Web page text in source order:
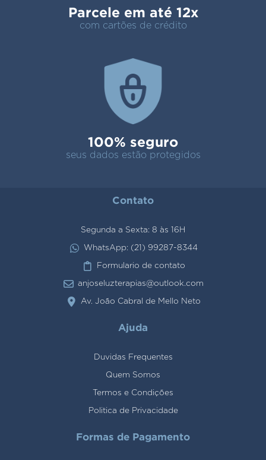
Parcele em até 12x
com cartões de crédito
100% seguro
seus dados estão protegidos
Contato
Segunda a Sexta: 8 às 16H
WhatsApp: (21) 99287-8344
Formulario de contato
anjoseluzterapias@outlook.com
Av. João Cabral de Mello Neto
Ajuda
Duvidas Frequentes
Quem Somos
Termos e Condições
Politica de Privacidade
Formas de Pagamento